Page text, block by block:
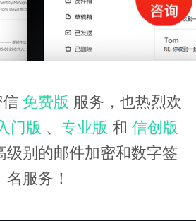
免费版 服务，也热烈欢
门版 、 专业版 和 信创版
级别的邮件加密和数字签
名服务！